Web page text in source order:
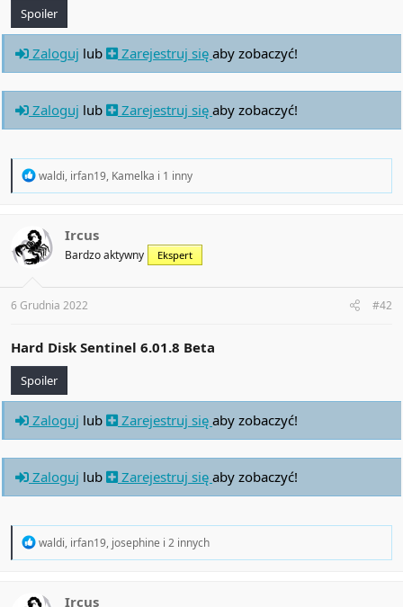
Spoiler
Zaloguj lub Zarejestruj się aby zobaczyć!
Zaloguj lub Zarejestruj się aby zobaczyć!
R
t
i
o
s
:
waldi, irfan19, Kamelka i 1 inny
Ircus
Bardzo aktywny Ekspert
6 Grudnia 2022 #42
Hard Disk Sentinel 6.01.8 Beta
Spoiler
Zaloguj lub Zarejestruj się aby zobaczyć!
Zaloguj lub Zarejestruj się aby zobaczyć!
R
t
waldi, irfan19, josephine i 2 innych
Ircus